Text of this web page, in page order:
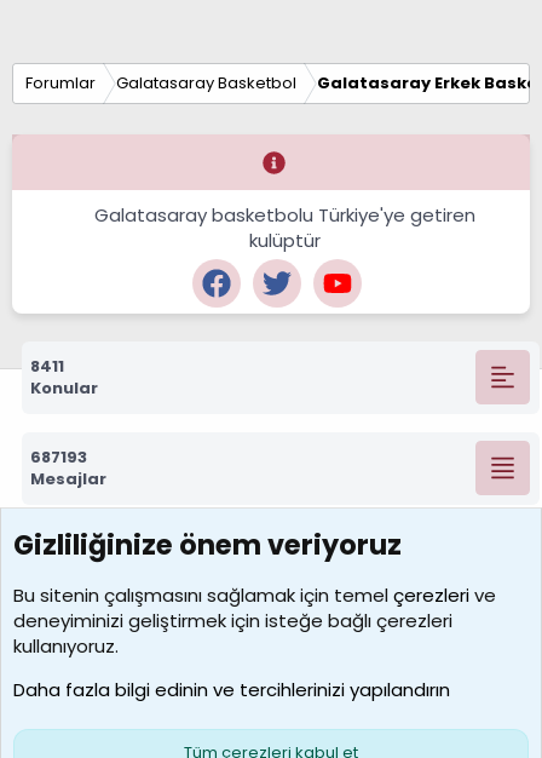
Forumlar Galatasaray Basketbol Galatasaray Erkek
Galatasaray basketbolu Türkiye'ye getiren
kulüptür
8411
Konular
687193
Mesajlar
7388
Kullanıcılar
borabekirogluu
Son üye
Çerezler
Gizliliğinize önem veriyoruz
Bu sitenin çalışmasını sağlamak için temelçerezlerive
deneyiminizi geliştirmek için isteğe bağlı çerezleri
kullanıyoruz.
Daha fazla bilgi edinin ve tercihlerinizi yapılandırın
Tüm çerezleri kabul et